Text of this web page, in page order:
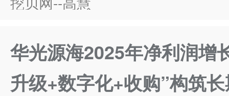
华光源海2025年净利润增
升级+数字化+收购”构筑